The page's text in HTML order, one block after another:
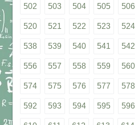
502 503 504 505 506
520 521 522 523 524
538 539 540 541 542
556 557 558 559 560
574 575 576 577 578
592 593 594 595 596